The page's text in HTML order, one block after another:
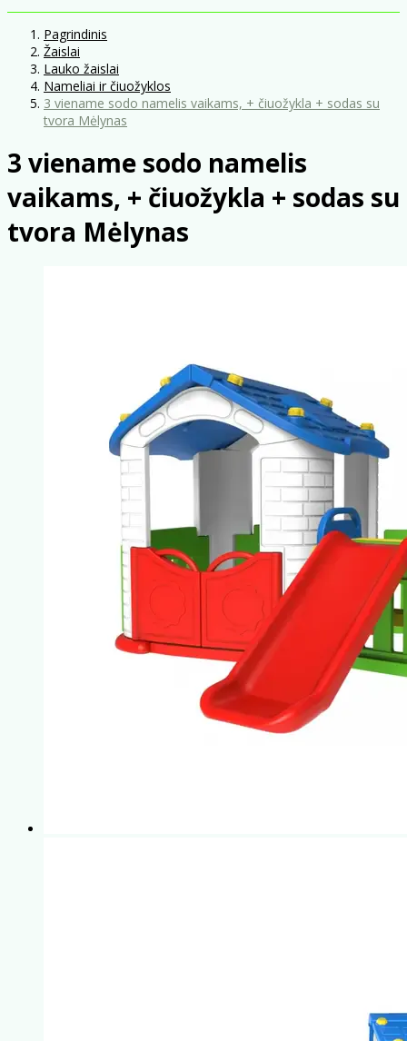
Pagrindinis
Žaislai
Lauko žaislai
Nameliai ir čiuožyklos
3 viename sodo namelis vaikams, + čiuožykla + sodas su
tvora Mėlynas
3 viename sodo namelis
vaikams, + čiuožykla + sodas su
tvora Mėlynas